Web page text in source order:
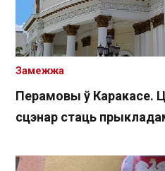
Перамовы ў Каракасе.
сцэнар стаць
Замежжа